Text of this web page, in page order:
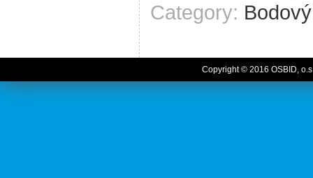
Category:
Copyright © 2016 OSBID,